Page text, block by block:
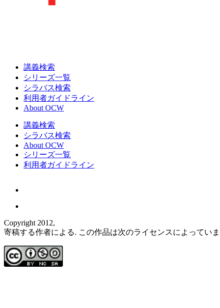
講義検索
シリーズ一覧
シラバス検索
利用者ガイドライン
About OCW
講義検索
シラバス検索
About OCW
シリーズ一覧
利用者ガイドライン
Copyright 2012,
寄稿する作者による. この作品は次のライセンスによってい